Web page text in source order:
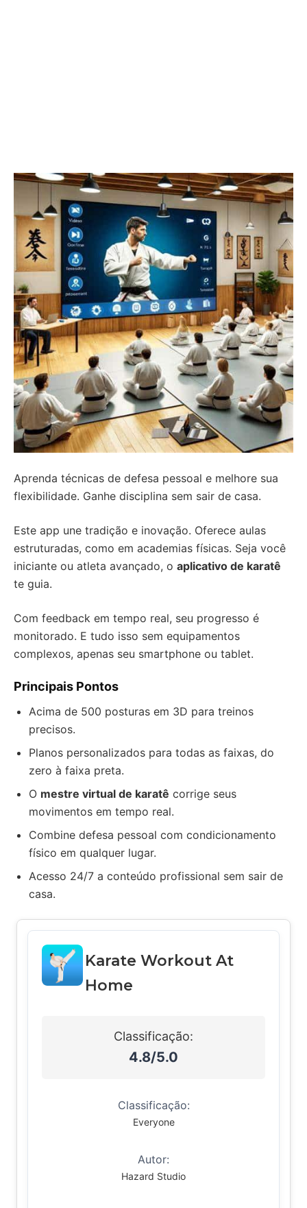
Aprenda técnicas de defesa pessoal e melhore sua
flexibilidade. Ganhe disciplina sem sair de casa.
Este app une tradição e inovação. Oferece aulas
estruturadas, como em academias físicas. Seja você
iniciante ou atleta avançado, o aplicativo de karatê
te guia.
Com feedback em tempo real, seu progresso é
monitorado. E tudo isso sem equipamentos
complexos, apenas seu smartphone ou tablet.
Principais Pontos
Acima de 500 posturas em 3D para treinos
precisos.
Planos personalizados para todas as faixas, do
zero à faixa preta.
O mestre virtual de karatê corrige seus
movimentos em tempo real.
Combine defesa pessoal com condicionamento
físico em qualquer lugar.
Acesso 24/7 a conteúdo profissional sem sair de
casa.
Karate Workout At
Home
Classificação:
4.8/5.0
Classificação:
Everyone
Autor:
Hazard Studio